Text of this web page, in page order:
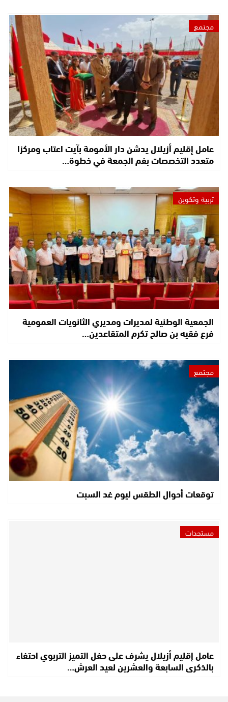
مجتمع
عامل إقليم أزيلال يدشن دار الأمومة بآيت اعتاب ومركزا
متعدد التخصصات بفم الجمعة في خطوة…
تربية وتكوين
الجمعية الوطنية لمديرات ومديري الثانويات العمومية
فرع فقيه بن صالح تكرم المتقاعدين…
مجتمع
توقعات أحوال الطقس ليوم غد السبت
مستجدات
عامل إقليم أزيلال يشرف على حفل التميز التربوي احتفاء
بالذكرى السابعة والعشرين لعيد العرش…